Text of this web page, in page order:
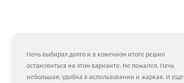
Печь выбирал долго и в конечном итоге решил
остановиться на этом варианте. Не пожалел. Печь
небольшая, удобна в использовании и жаркая. И еще